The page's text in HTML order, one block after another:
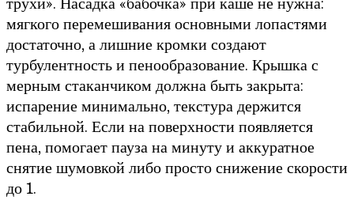
мягкого перемешивания основными лопастями
достаточно, а лишние кромки создают
турбулентность и пенообразование. Крышка с
мерным стаканчиком должна быть закрыта:
испарение минимально, текстура держится
стабильной. Если на поверхности появляется
пена, помогает пауза на минуту и аккуратное
снятие шумовкой либо просто снижение скорости
до 1.